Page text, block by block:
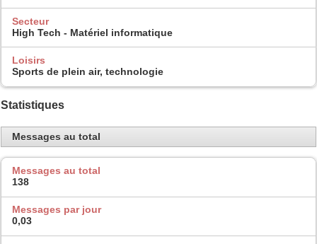
Secteur
High Tech - Matériel informatique
Loisirs
Sports de plein air, technologie
Statistiques
Messages au total
Messages au total
138
Messages par jour
0,03